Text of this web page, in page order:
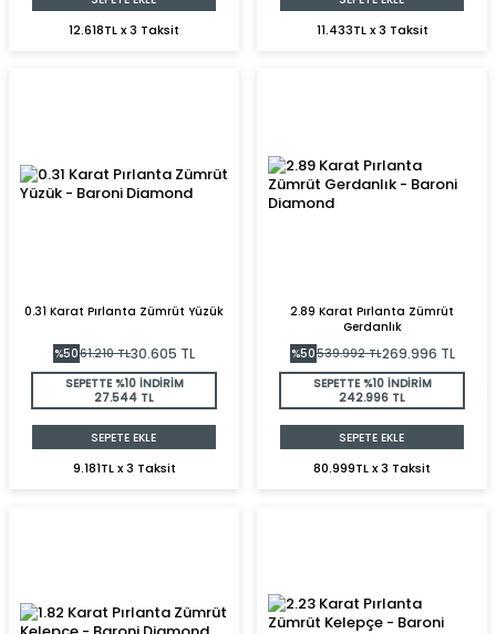
12.618TL x 3 Taksit 11.433TL x 3 Taksit
0.31 Karat Pırlanta Zümrüt Yüzük
%5061.210TL30.605 TL
SEPETTE %10 İNDİRİM
27.544 TL
SEPETE EKLE
9.181TL x 3 Taksit
2.89 Karat Pırlanta Zümrüt
Gerdanlık
%50539.992TL269.996 TL
SEPETTE %10 İNDİRİM
242.996 TL
SEPETE EKLE
80.999TL x 3 Taksit